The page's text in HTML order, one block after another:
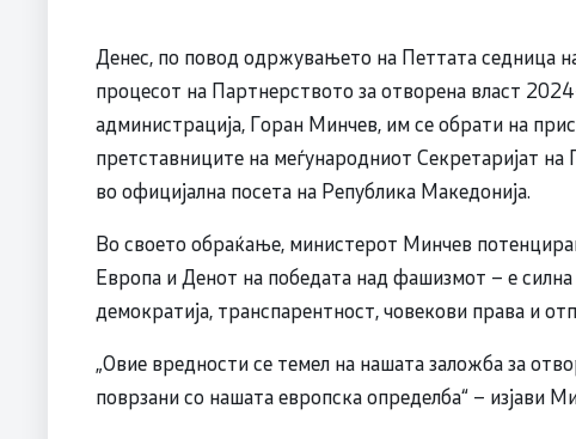
Денес, по повод одржувањето на Петтата седница
процесот на Партнерството за отворена власт
администрација, Горан Минчев, им се обрати на
претставниците на меѓународниот Секретаријат
во официјална посета на Република Македонија.
Во своето обраќање, министерот Минчев
Европа и Денот на победата над фашизмот – е
демократија, транспарентност, човекови права и
„Овие вредности се темел на нашата заложба за
поврзани со нашата европска определба“ – изјави